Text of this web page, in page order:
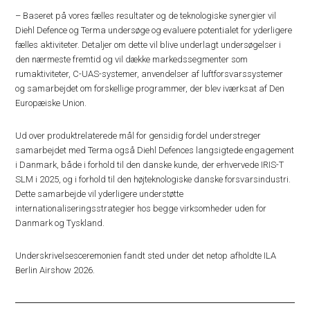
– Baseret på vores fælles resultater og de teknologiske synergier vil
Diehl Defence og Terma undersøge og evaluere potentialet for yderligere
fælles aktiviteter. Detaljer om dette vil blive underlagt undersøgelser i
den nærmeste fremtid og vil dække markedssegmenter som
rumaktiviteter, C-UAS-systemer, anvendelser af luftforsvarssystemer
og samarbejdet om forskellige programmer, der blev iværksat af Den
Europæiske Union.
Ud over produktrelaterede mål for gensidig fordel understreger
samarbejdet med Terma også Diehl Defences langsigtede engagement
i Danmark, både i forhold til den danske kunde, der erhvervede IRIS-T
SLM i 2025, og i forhold til den højteknologiske danske forsvarsindustri.
Dette samarbejde vil yderligere understøtte
internationaliseringsstrategier hos begge virksomheder uden for
Danmark og Tyskland.
Underskrivelsesceremonien fandt sted under det netop afholdte ILA
Berlin Airshow 2026.